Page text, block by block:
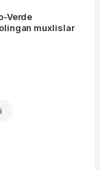
Verde
muxlislar